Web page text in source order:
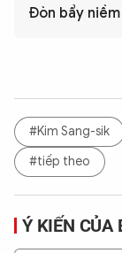
Đòn bẩy niềm
#Kim Sang-sik
#tiếp theo
Ý KIẾN CỦA